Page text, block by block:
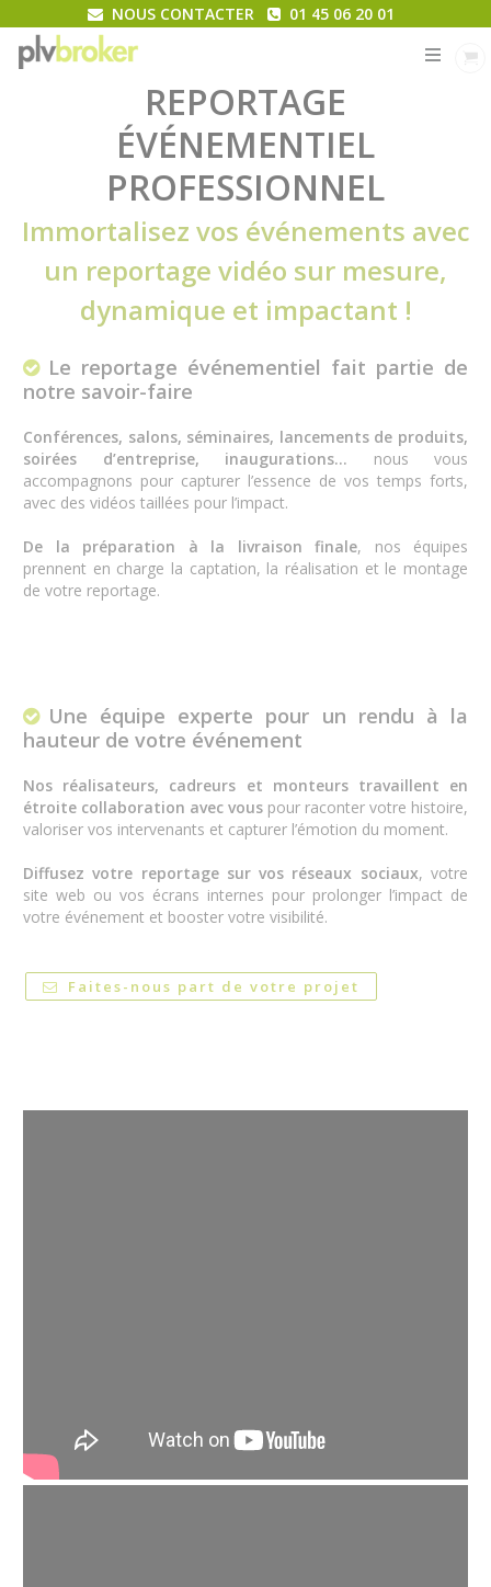
NOUS CONTACTER 01 45 06 20 01
REPORTAGE
ÉVÉNEMENTIEL
PROFESSIONNEL
Immortalisez vos événements avec
un reportage vidéo sur mesure,
dynamique et impactant !
Le reportage événementiel fait partie de
notre savoir-faire
Conférences, salons, séminaires, lancements de produits,
soirées d’entreprise, inaugurations… nous vous
accompagnons pour capturer l’essence de vos temps forts,
avec des vidéos taillées pour l’impact.
De la préparation à la livraison finale, nos équipes
prennent en charge la captation, la réalisation et le montage
de votre reportage.
Une équipe experte pour un rendu à la
hauteur de votre événement
Nos réalisateurs, cadreurs et monteurs travaillent en
étroite collaboration avec vous pour raconter votre histoire,
valoriser vos intervenants et capturer l’émotion du moment.
Diffusez votre reportage sur vos réseaux sociaux, votre
site web ou vos écrans internes pour prolonger l’impact de
votre événement et booster votre visibilité.
Faites-nous part de votre projet